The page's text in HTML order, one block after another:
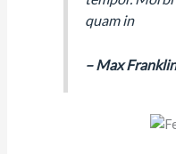
quam in
– Max